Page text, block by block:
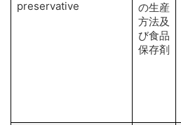
preservative
の生産
方法及
び食品
保存剤